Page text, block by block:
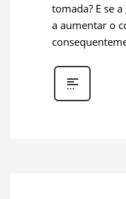
tomada? E se
a aumentar o